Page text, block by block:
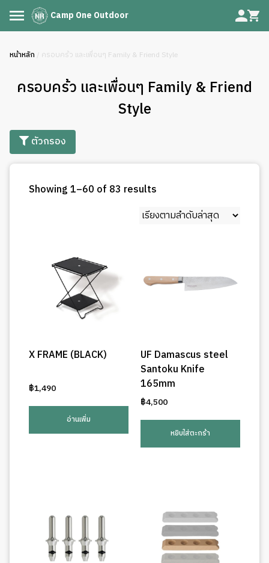
Camp One Outdoor
หน้าหลัก / ครอบคร้ว และเพื่อนๆ Family & Friend Style
ครอบคร้ว และเพื่อนๆ Family & Friend
Style
ตัวกรอง
Showing 1–60 of 83 results
latest
X FRAME (BLACK)
฿1,490
อ่านเพิ่ม
UF Damascus steel
Santoku Knife
165mm
฿4,500
หยิบใส่ตะกร้า